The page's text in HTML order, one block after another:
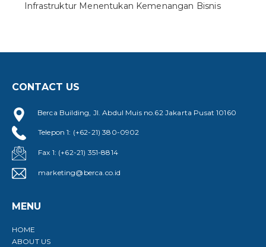
Infrastruktur Menentukan Kemenangan Bisnis
CONTACT US
Berca Building, Jl. Abdul Muis no.62 Jakarta Pusat 10160
Telepon 1: (+62-21) 380-0902
Fax 1: (+62-21) 351-8814
marketing@berca.co.id
MENU
HOME
ABOUT US